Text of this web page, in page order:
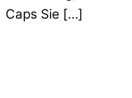
Caps Sie […]